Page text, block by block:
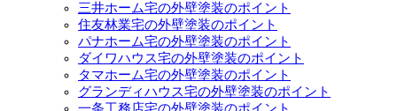
三井ホーム宅の外壁塗装のポイント
住友林業宅の外壁塗装のポイント
パナホーム宅の外壁塗装のポイント
ダイワハウス宅の外壁塗装のポイント
タマホーム宅の外壁塗装のポイント
グランディハウス宅の外壁塗装のポイント